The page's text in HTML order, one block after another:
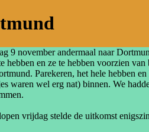
november andermaal naar
en ze te hebben voorzien
Parekeren, het hele hebben
waren wel erg nat) binnen. We
vrijdag stelde de uitkomst